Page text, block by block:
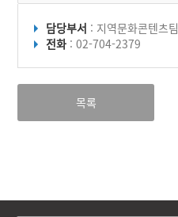
담당부서 : 지역문화콘텐츠팀
전화 : 02-704-2379
목록